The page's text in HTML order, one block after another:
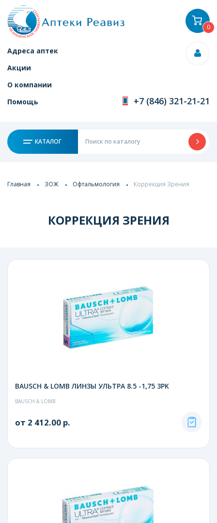
Адреса аптек
Акции
О компании
Помощь
+7 (846) 321-21-21
КАТАЛОГ
0
Главная ЗОЖ Офтальмология Коррекция Зрения
КОРРЕКЦИЯ ЗРЕНИЯ
BAUSCH & LOMB ЛИНЗЫ УЛЬТРА 8.5 -1,75 3PK
BAUSCH & LOMB
от 2 412.00 р.